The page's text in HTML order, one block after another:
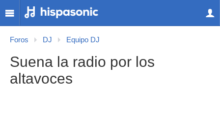
Foros DJ Equipo DJ
Suena la radio por los
altavoces